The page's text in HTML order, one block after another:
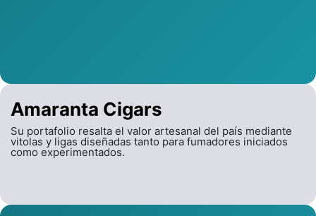
Amaranta Cigars
Su portafolio resalta el valor artesanal del país mediante
vitolas y ligas diseñadas tanto para fumadores iniciados
como experimentados.